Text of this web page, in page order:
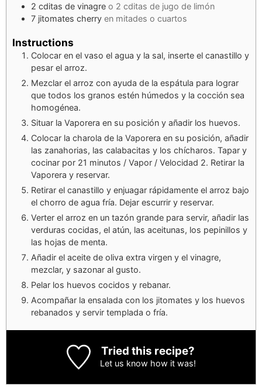
2 cditas de vinagre o 2 cditas de jugo de limón
7 jitomates cherry en mitades o cuartos
Instructions
Colocar en el vaso el agua y la sal, inserte el canastillo y
pesar el arroz.
Mezclar el arroz con ayuda de la espátula para lograr
que todos los granos estén húmedos y la cocción sea
homogénea.
Situar la Vaporera en su posición y añadir los huevos.
Colocar la charola de la Vaporera en su posición, añadir
las zanahorias, las calabacitas y los chícharos. Tapar y
cocinar por 21 minutos / Vapor / Velocidad 2. Retirar la
Vaporera y reservar.
Retirar el canastillo y enjuagar rápidamente el arroz bajo
el chorro de agua fría. Dejar escurrir y reservar.
Verter el arroz en un tazón grande para servir, añadir las
verduras cocidas, el atún, las aceitunas, los pepinillos y
las hojas de menta.
Añadir el aceite de oliva extra virgen y el vinagre,
mezclar, y sazonar al gusto.
Pelar los huevos cocidos y rebanar.
Acompañar la ensalada con los jitomates y los huevos
rebanados y servir templada o fría.
Tried this recipe?
Let us know how it was!